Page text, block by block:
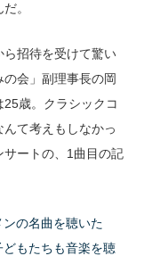
。
ら招待を受けて驚い
会」副理事長の岡
歳。クラシックコ
て考えもしなかっ
ートの、1曲目の記
ンの名曲を聴いた
もたちも音楽を聴